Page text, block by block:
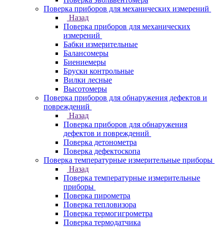
Поверка приборов для механических измерений
Назад
Поверка приборов для механических
измерений
Бабки измерительные
Балансомеры
Биениемеры
Бруски контрольные
Вилки лесные
Высотомеры
Поверка приборов для обнаружения дефектов и
повреждений
Назад
Поверка приборов для обнаружения
дефектов и повреждений
Поверка детонометра
Поверка дефектоскопа
Поверка температурные измерительные приборы
Назад
Поверка температурные измерительные
приборы
Поверка пирометра
Поверка тепловизора
Поверка термогигрометра
Поверка термодатчика